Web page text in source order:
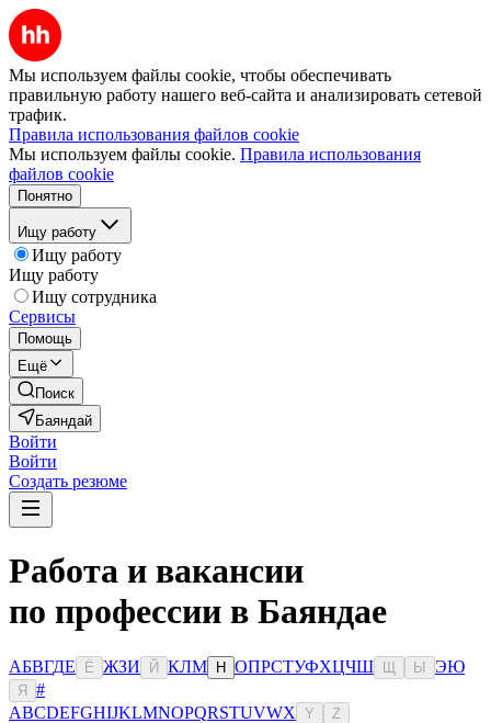
Мы используем файлы cookie, чтобы обеспечивать
правильную работу нашего веб-сайта и анализировать сетевой
трафик.
Правила использования файлов cookie
Мы используем файлы cookie. Правила использования
файлов cookie
Понятно
Ищу работу
Ищу работу
Ищу работу
Ищу сотрудника
Сервисы
Помощь
Ещё
Поиск
Баяндай
Войти
Войти
Создать резюме
Работа и вакансии
по профессии в Баяндае
АБВГДЕ Ё ЖЗИ Й КЛМ Н ОПРСТУФХЦЧШ Ы ЭЮ
Я
#
ABCDEFGHIJKLMNOPQRSTUVWX Y Z